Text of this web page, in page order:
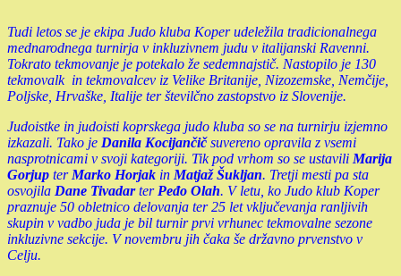
Tudi letos se je ekipa Judo kluba Koper udeležila tradicionalnega
mednarodnega turnirja v inkluzivnem judu v italijanski Ravenni.
Tokrato tekmovanje je potekalo že sedemnajstič. Nastopilo je 130
tekmovalk in tekmovalcev iz Velike Britanije, Nizozemske, Nemčije,
Poljske, Hrvaške, Italije ter številčno zastopstvo iz Slovenije.
Judoistke in judoisti koprskega judo kluba so se na turnirju izjemno
izkazali. Tako je Danila Kocijančičsuvereno opravila z vsemi
nasprotnicami v svoji kategoriji. Tik pod vrhom so se ustavili Marija
Gorjup ter Marko Horjak in Matjaž Šukljan. Tretji mesti pa sta
osvojila Dane Tivadarter Peđo Olah. V letu, ko Judo klub Koper
praznuje 50 obletnico delovanja ter 25 let vključevanja ranljivih
skupin v vadbo juda je bil turnir prvi vrhunec tekmovalne sezone
inkluzivne sekcije. V novembru jih čaka še državno prvenstvo v
Celju.